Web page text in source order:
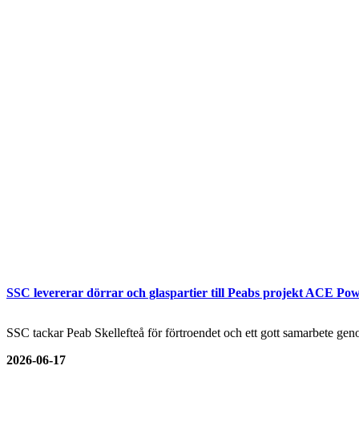
SSC levererar dörrar och glaspartier till Peabs projekt ACE
SSC tackar Peab Skellefteå för förtroendet och ett gott samarbete
2026-06-17